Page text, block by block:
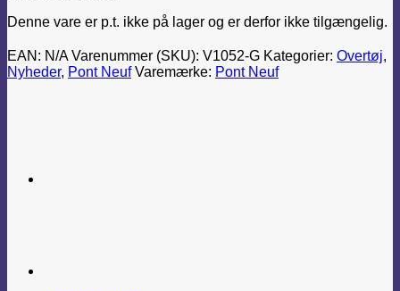
Denne vare er p.t. ikke på lager og er derfor ikke tilgængelig.
EAN: N/A Varenummer (SKU): V1052-G Kategorier: Overtøj,
Nyheder, Pont Neuf Varemærke: Pont Neuf